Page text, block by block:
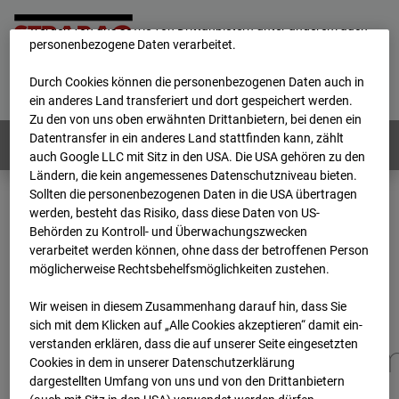
Deutsch / English
Webcams: Alle Länder
Home
Deutschland
BC-173 - BV-Gefahrenabwehrzentrum Oberursel
Archiv
2026 07 08 13:15
BC-173 - BV-
werden von uns sowie von Drittanbietern unter anderem auch
personenbezogene Daten verarbeitet.
Durch Cookies können die personenbezogenen Daten auch in
ein anderes Land transferiert und dort gespeichert werden.
Zu den von uns oben erwähnten Drittanbietern, bei denen ein
Datentransfer in ein anderes Land stattfinden kann, zählt
auch Google LLC mit Sitz in den USA. Die USA gehören zu den
Ländern, die kein angemessenes Datenschutzniveau bieten.
Sollten die personenbezogenen Daten in die USA übertragen
werden, besteht das Risiko, dass diese Daten von US-
Behörden zu Kontroll- und Überwachungszwecken
verarbeitet werden können, ohne dass der betroffenen Person
möglicherweise Rechtsbehelfsmöglichkeiten zustehen.
Wir weisen in diesem Zusammenhang darauf hin, dass Sie
sich mit dem Klicken auf „Alle Cookies akzeptieren“ damit ein­
ver­standen erklären, dass die auf unserer Seite eingesetzten
Cookies in dem in unserer Datenschutzerklärung
dargestellten Umfang von uns und von den Drittanbietern